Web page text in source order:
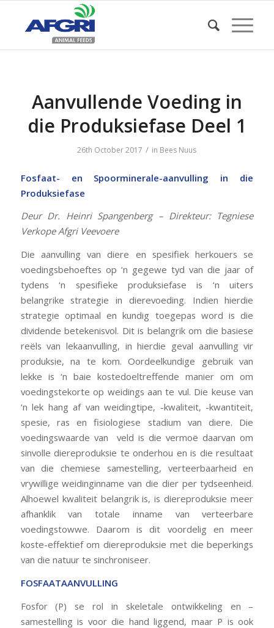
Aanvullende Voeding in
die Produksiefase Deel 1
26th October 2017 / in Bees Nuus
Fosfaat- en Spoorminerale-aanvulling in die
Produksiefase
Deur Dr. Heinri Spangenberg – Direkteur: Tegniese
Verkope Afgri Veevoere
Die aanvulling van diere en spesifiek herkouers se
voedingsbehoeftes op ‘n gegewe tyd van die jaar of
tydens ‘n spesifieke produksiefase is ‘n uiters
belangrike strategie in dierevoeding. Indien hierdie
strategie optimaal en kundig toegepas word is die
dividende betekenisvol. Dit is belangrik om die basiese
reëls van lekaanvulling, in hierdie geval aanvulling vir
produksie, na te kom. Oordeelkundige gebruik van
lekke is ‘n baie kostedoeltreffende manier om om
voedingstekorte op weidings aan te vul. Die keuse van
‘n lek hang af van weidingtipe, -kwaliteit, -kwantiteit,
spesie, ras en fisiologiese stadium van diere. Die
voedingswaarde van veld is die vermoë daarvan om
sinvolle diereproduksie te onderhou en is die resultaat
van die chemiese samestelling, verteerbaarheid en
vrywillige weidinginname van die dier per tydseenheid.
Alhoewel kwaliteit belangrik is, is diereproduksie meer
afhanklik van totale inname van verteerbare
voedingstowwe. Daarom is dit voordelig en meer
koste-effektief om diereproduksie met die beperkings
van die natuur te sinchroniseer.
FOSFAATAANVULLING
Fosfor (P) se rol in skeletale ontwikkeling en –
samestelling is voor die hand liggend, maar P is ook